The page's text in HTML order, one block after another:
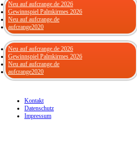
Neu auf aufcrange.de 2026
Gewinnspiel Palmkirmes 2026
Neu auf aufcrange.de
aufcrange2020
Neu auf aufcrange.de 2026
Gewinnspiel Palmkirmes 2026
Neu auf aufcrange.de
aufcrange2020
Kontakt
Datenschutz
Impressum